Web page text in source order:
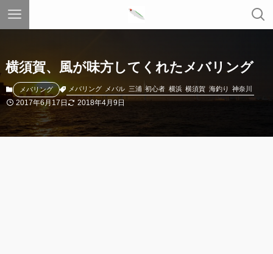
横須賀、風が味方してくれたメバリング
メバリング メバリング メバル 三浦 初心者 横浜 横須賀 海釣り 神奈川
2017年6月17日 2018年4月9日